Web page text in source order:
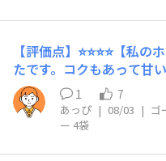
が大きすぎる！口広のボ
出すのにとても
のは無理でしょうけど、
て 改良してもらい
パックの改良があれば、
いつも口広のボトル使っ
ボトルは、行きはよいよ
れるのは簡単なのに、取
【評価点】⭐️⭐️⭐️⭐️【私
たです。コクもあって甘
ると良いなと思いました
おすすめ】甘いスイーツ
1 7
あっぴ | 08/03 | ゴ
ー 4袋